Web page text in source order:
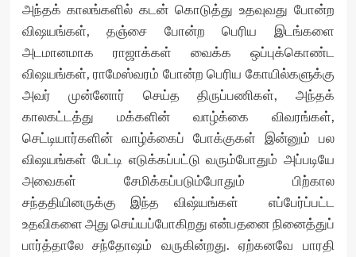
அந்தக் காலங்களில் கடன் கொடுத்து உதவுவது போன்ற
விஷயங்கள், தஞ்சை போன்ற பெரிய இடங்களை
அடமானமாக ராஜாக்கள் வைக்க ஒப்புக்கொண்ட
விஷயங்கள், ராமேஸ்வரம் போன்ற பெரிய கோயில்களுக்கு
அவர் முன்னோர் செய்த திருப்பணிகள், அந்தக்
காலகட்டத்து மக்களின் வாழ்க்கை விவரங்கள்,
செட்டியார்களின் வாழ்க்கைப் போக்குகள் இன்னும் பல
விஷயங்கள் பேட்டி எடுக்கப்பட்டு வரும்போதும் அப்படியே
அவைகள் சேமிக்கப்படும்போதும் பிற்கால
சந்ததியினருக்கு இந்த விஷ்யங்கள் எப்பேர்ப்பட்ட
உதவிகளை அது செய்யப்போகிறது என்பதனை நினைத்துப்
பார்த்தாலே சந்தோஷம் வருகின்றது. ஏற்கனவே பாரதி